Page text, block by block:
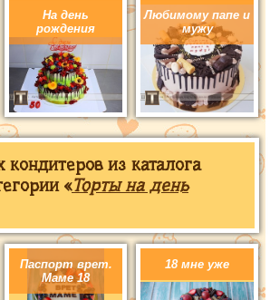
На день
рождения
Любимому папе и
мужу
кондитеров из каталога
«Торты на день
Паспорт врет.
Маме 18
18 мне уже